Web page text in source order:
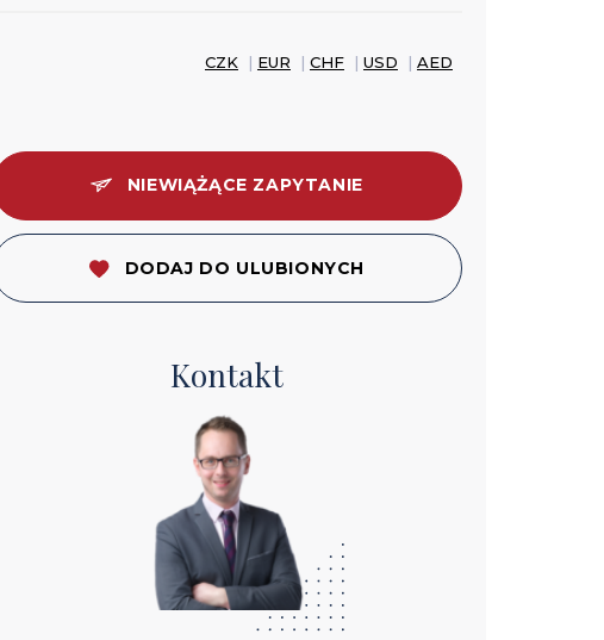
CZK| EUR | CHF| USD | AED
NIEWIĄŻĄCE ZAPYTANIE
DODAJ DO ULUBIONYCH
Kontakt